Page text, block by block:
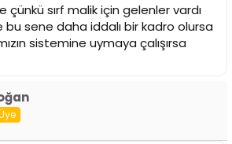
çünkü sırf malik için gelenler vardı
sene daha iddalı bir kadro olursa
sistemine uymaya çalışırsa